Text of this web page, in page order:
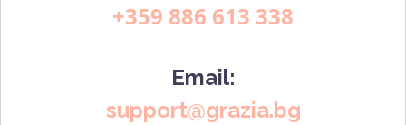
+359 886 613 338
Email:
support@grazia.bg